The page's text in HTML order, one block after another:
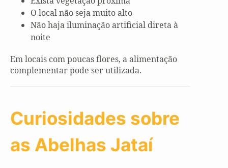
O local não seja muito alto
Não haja iluminação artificial direta à
noite
Em locais com poucas flores, a alimentação
complementar pode ser utilizada.
Curiosidades sobre
as Abelhas Jataí